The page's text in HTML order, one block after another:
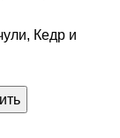
Кедр и